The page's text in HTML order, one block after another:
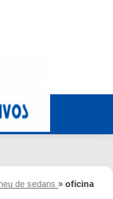
de sedans»oficina